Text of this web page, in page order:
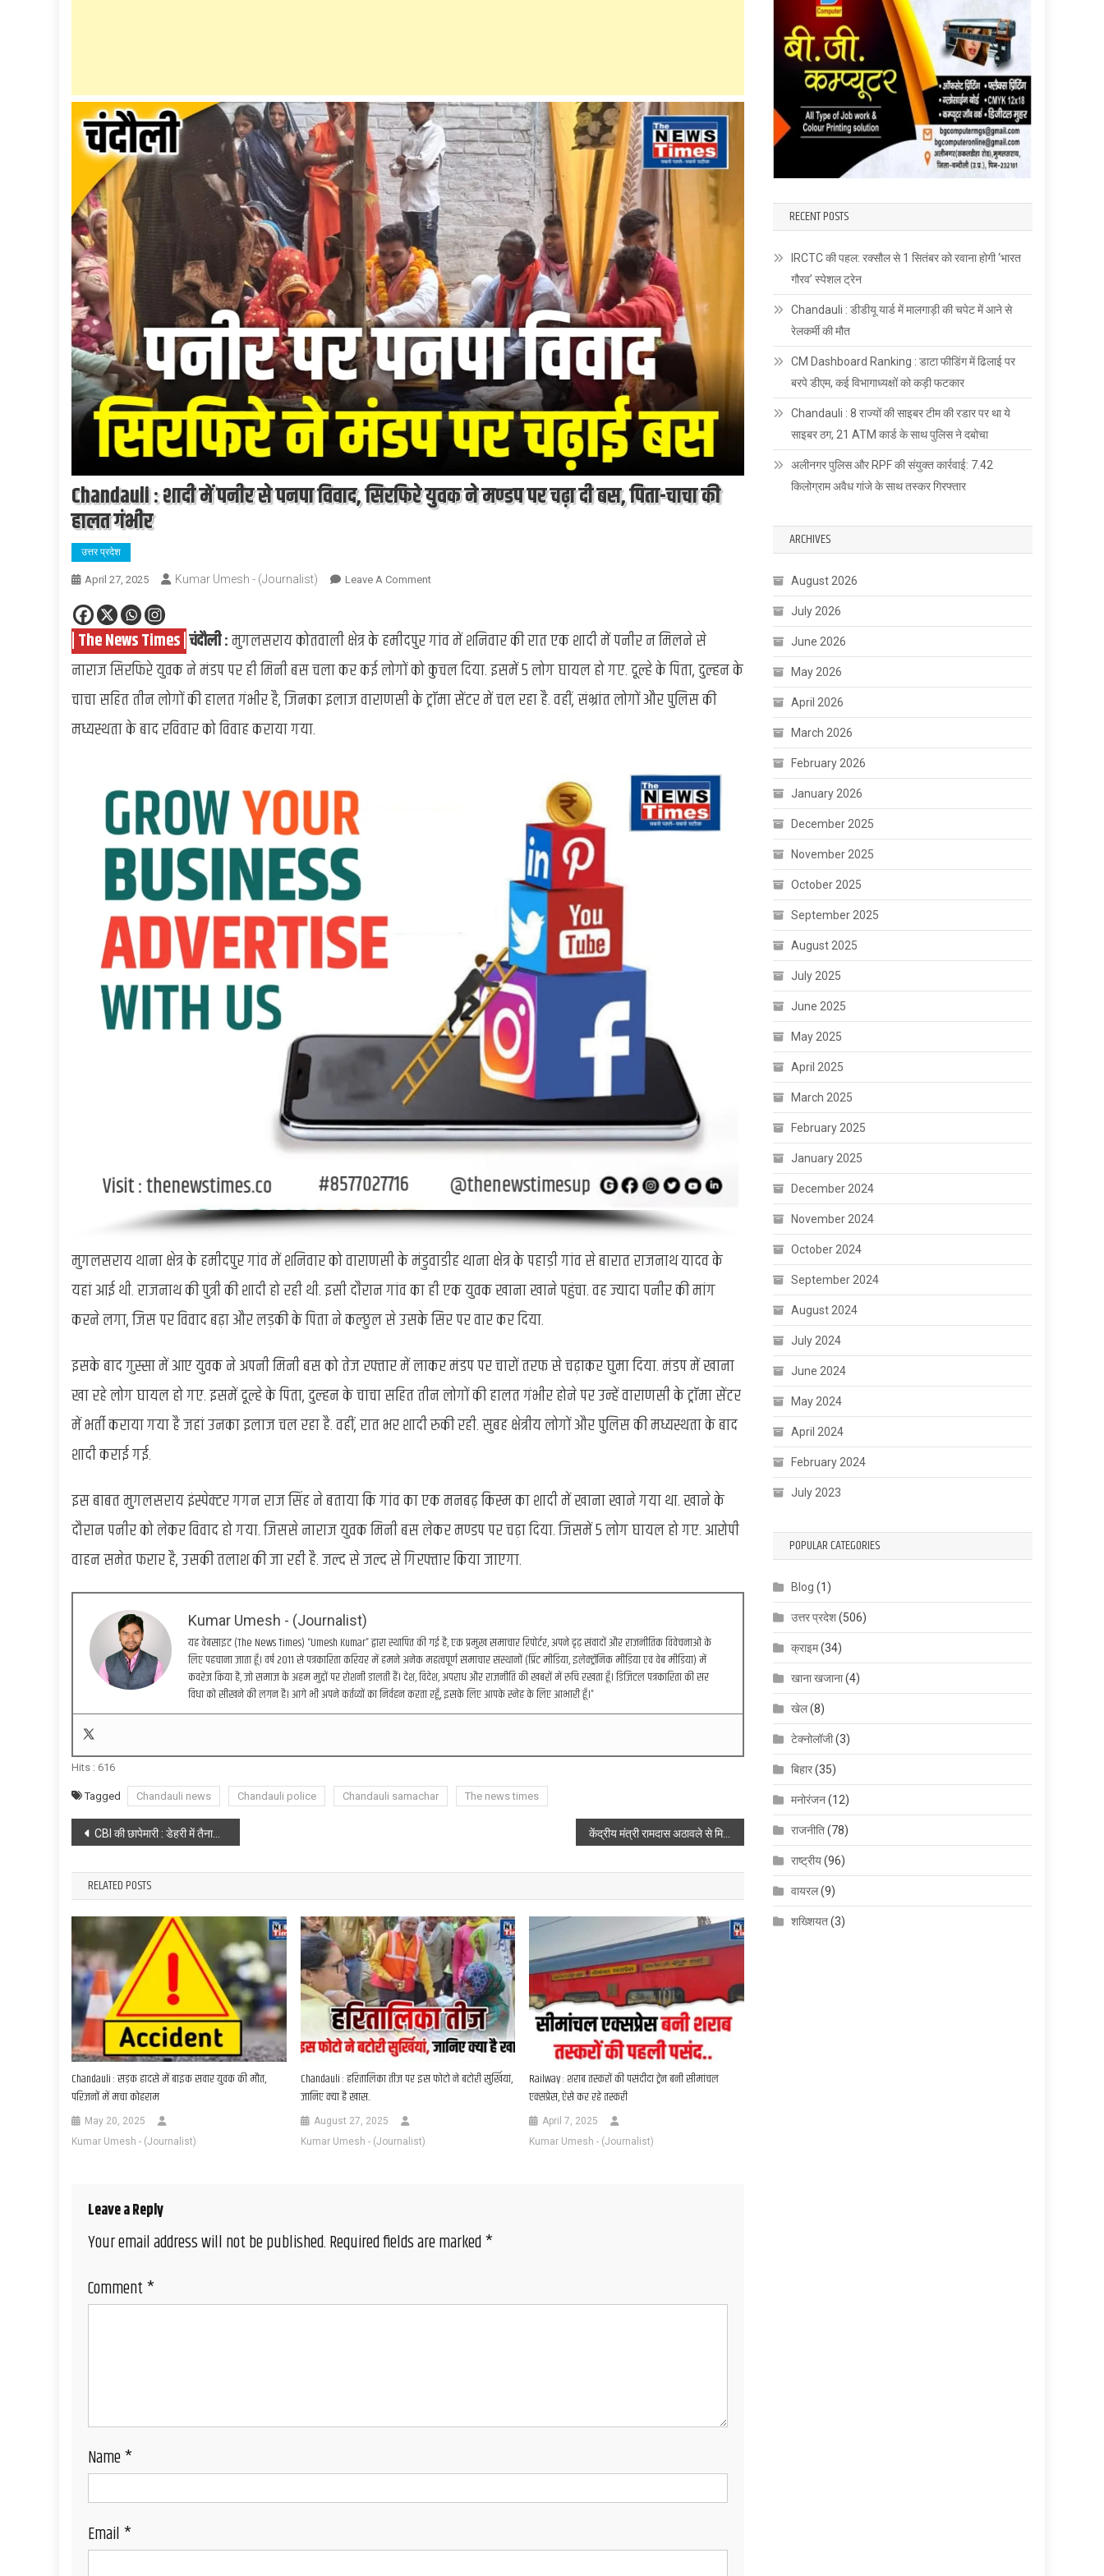
Chandauli : शादी में पनीर से पनपा विवाद, सिरफिरे युवक ने मण्डप पर चढ़ा दी बस, पिता-चाचा की
हालत गंभीर
उत्तर प्रदेश
April 27, 2025 Kumar Umesh - (Journalist) Leave A CommentOn
शादी
पनीर
से
पनपा
| The News Times | चंदाैली :मुगलसराय कोतवाली क्षेत्र के हमीदपुर गांव में शनिवार की रात एक शादी में पनीर न मिलने से
नाराज सिरफिरे युवक ने मंडप पर ही मिनी बस चला कर कई लोगों को कुचल दिया. इसमें 5 लोग घायल हो गए. दूल्हे के पिता, दुल्हन के
चाचा सहित तीन लोगों की हालत गंभीर है, जिनका इलाज वाराणसी के ट्राॅमा सेंटर में चल रहा है. वहीं, संभ्रांत लोगों और पुलिस की
मध्यस्थता के बाद रविवार को विवाह कराया गया.
मुगलसराय थाना क्षेत्र के हमीदपुर गांव में शनिवार को वाराणसी के मंडुवाडीह थाना क्षेत्र के पहाड़ी गांव से बारात राजनाथ यादव के
यहां आई थी. राजनाथ की पुत्री की शादी हो रही थी. इसी दाैरान गांव का ही एक युवक खाना खाने पहुंचा. वह ज्यादा पनीर की मांग
करने लगा, जिस पर विवाद बढ़ा और लड़की के पिता ने कल्छुल से उसके सिर पर वार कर दिया.
इसके बाद गुस्सा में आए युवक ने अपनी मिनी बस को तेज रफ्तार में लाकर मंडप पर चारों तरफ से चढ़ाकर घुमा दिया. मंडप में खाना
खा रहे लोग घायल हो गए. इसमें दूल्हे के पिता, दुल्हन के चाचा सहित तीन लोगों की हालत गंभीर होने पर उन्हें वाराणसी के ट्राॅमा सेंटर
में भर्ती कराया गया है जहां उनका इलाज चल रहा है. वहीं, रात भर शादी रुकी रही. सुबह क्षेत्रीय लोगों और पुलिस की मध्यस्थता के बाद
शादी कराई गई.
इस बाबत मुगलसराय इंस्पेक्टर गगन राज सिंह ने बताया कि गांव का एक मनबढ़ किस्म का शादी में खाना खाने गया था. खाने के
दौरान पनीर को लेकर विवाद हो गया. जिससे नाराज युवक मिनी बस लेकर मण्डप पर चढ़ा दिया. जिसमें 5 लोग घायल हो गए. आरोपी
वाहन समेत फरार है, उसकी तलाश की जा रही है. जल्द से जल्द से गिरफ्तार किया जाएगा.
Kumar Umesh - (Journalist)
यह वेबसाइट (The News Times) “Umesh Kumar” द्वारा स्थापित की गई है, एक प्रमुख समाचार रिपोर्टर, अपने दृढ़ संवादों और राजनीतिक विवेचनाओं के
लिए पहचाना जाता हूँ। वर्ष 2011 से पत्रकारिता करियर में हमने अनेक महत्वपूर्ण समाचार संस्थानों (प्रिंट मीडिया, इलेक्ट्रॉनिक मीडिया एवं वेब मीडिया) में
कवरेज किया है, जो समाज के अहम मुद्दों पर रोशनी डालती हैं। देश, विदेश, अपराध और राजनीति की खबरों में रुचि रखता हूँ। डिजिटल पत्रकारिता की सर
विधा को सीखने की लगन है। आगे भी अपने कर्तव्यों का निर्वहन करता रहूँ, इसके लिए आपके स्नेह के लिए आभारी हूँ।”
Hits : 616
Tagged Chandauli news Chandauli police Chandauli samachar The news times
Post
navigation
CBI की छापेमारी : डेहरी में तैनात SSE समेत चार लोग गिरफ्तार, लोहा चोरी का खेल हुआ उजागर केंद्रीय मंत्री रामदास अठावले से मिलीं अखिल भारतीय जनकल्याणकारी परिषद की राष्ट्रीय महामंत्री वैशाली मिश्रा
RELATED POSTS
Chandauli : सड़क हादसे में बाइक सवार युवक की मौत,
परिजनों में मचा कोहराम
May 20, 2025
Kumar Umesh - (Journalist)
Chandauli : हरितालिका तीज पर इस फोटो ने बटोरी सुर्खियां,
जानिए क्या है खास..
August 27, 2025
Kumar Umesh - (Journalist)
Railway : शराब तस्करों की पसंदीदा ट्रेन बनी सीमांचल
एक्सप्रेस, ऐसे कर रहे तस्करी
April 7, 2025
Kumar Umesh - (Journalist)
Leave a Reply
Your email address will not be published.Required fields are marked*
Comment*
Name*
Email*
RECENT POSTS
IRCTC की पहल: रक्सौल से 1 सितंबर को रवाना होगी ‘भारत
गौरव’ स्पेशल ट्रेन
Chandauli : डीडीयू यार्ड में मालगाड़ी की चपेट में आने से
रेलकर्मी की मौत
CM Dashboard Ranking : डाटा फीडिंग में ढिलाई पर
बरपे डीएम, कई विभागाध्यक्षों को कड़ी फटकार
Chandauli : 8 राज्यों की साइबर टीम की रडार पर था ये
साइबर ठग, 21 ATM कार्ड के साथ पुलिस ने दबोचा
अलीनगर पुलिस और RPF की संयुक्त कार्रवाई: 7.42
किलोग्राम अवैध गांजे के साथ तस्कर गिरफ्तार
ARCHIVES
August 2026
July 2026
June 2026
May 2026
April 2026
March 2026
February 2026
January 2026
December 2025
November 2025
October 2025
September 2025
August 2025
July 2025
June 2025
May 2025
April 2025
March 2025
February 2025
January 2025
December 2024
November 2024
October 2024
September 2024
August 2024
July 2024
June 2024
May 2024
April 2024
February 2024
July 2023
POPULAR CATEGORIES
Blog (1)
उत्तर प्रदेश(506)
क्राइम(34)
खाना खजाना(4)
खेल(8)
टेक्नोलॉजी(3)
बिहार(35)
मनोरंजन(12)
राजनीति(78)
राष्ट्रीय(96)
वायरल(9)
शख्शियत(3)